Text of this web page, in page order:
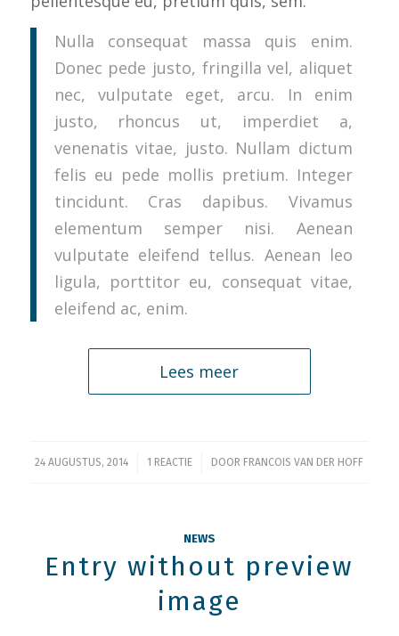
Nulla consequat massa quis enim.
Donec pede justo, fringilla vel, aliquet
nec, vulputate eget, arcu. In enim
justo, rhoncus ut, imperdiet a,
venenatis vitae, justo. Nullam dictum
felis eu pede mollis pretium. Integer
tincidunt. Cras dapibus. Vivamus
elementum semper nisi. Aenean
vulputate eleifend tellus. Aenean leo
ligula, porttitor eu, consequat vitae,
eleifend ac, enim.
Lees meer
24 AUGUSTUS, 2014
/ 1 REACTIE
/ DOOR FRANCOIS VAN DER HOFF
NEWS
Entry without preview
image